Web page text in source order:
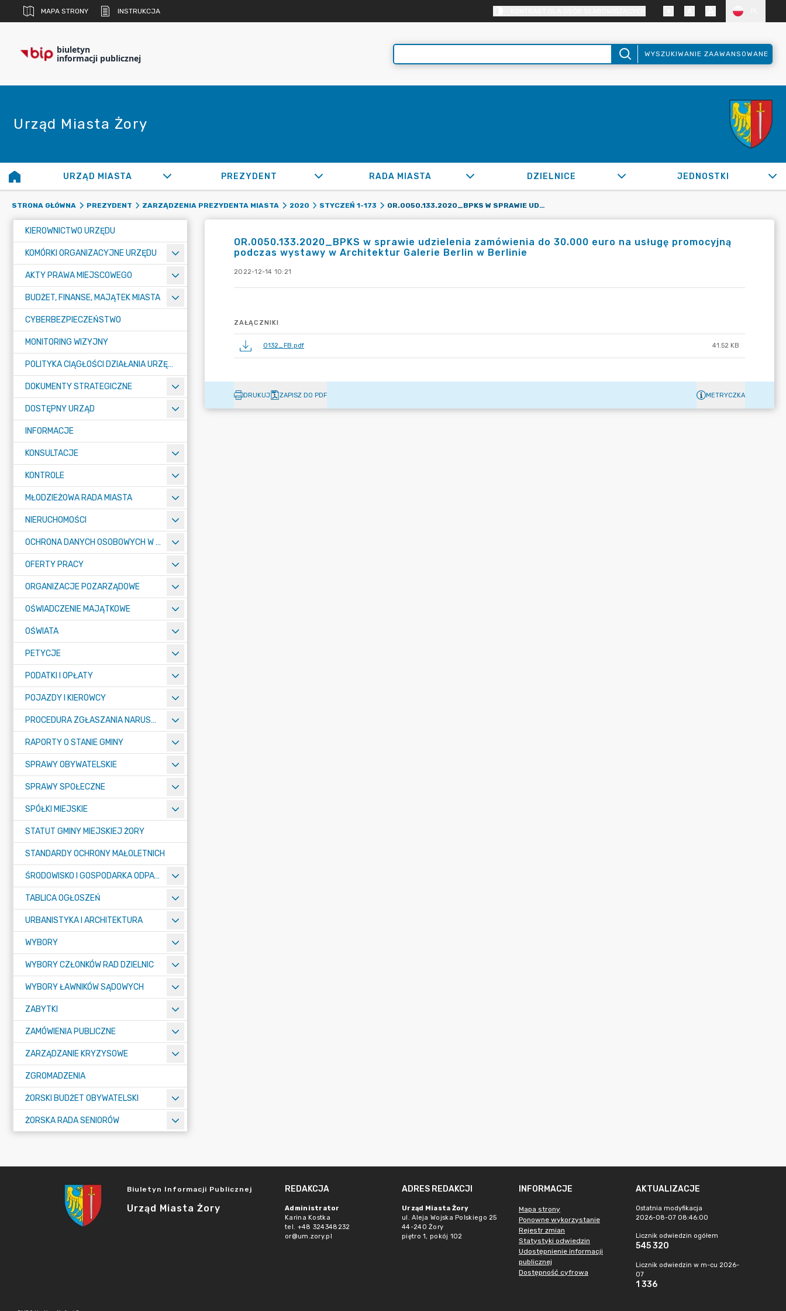
MAPA STRONY INSTRUKCJA
biuletyn
informacji publicznej WYSZUKIWANIE ZAAWANSOWANE
Urząd Miasta Żory
URZĄD MIASTA PREZYDENT RADA MIASTA DZIELNICE JEDNOSTKI
STRONA GŁÓWNA PREZYDENT ZARZĄDZENIA PREZYDENTA MIASTA 2020 STYCZEŃ 1-173 OR.0050.133.2020_BPKS W SPRAWIE UDZIELENIA ZAMÓWIENIA DO 30.000 EURO NA USŁUGĘ PROMOCYJNĄ PODCZAS WYSTAWY W ARCHITEKTUR GALERIE BERLIN W BERLINIE
KIEROWNICTWO URZĘDU
KOMÓRKI ORGANIZACYJNE URZĘDU
AKTY PRAWA MIEJSCOWEGO
BUDŻET, FINANSE, MAJĄTEK MIASTA
CYBERBEZPIECZEŃSTWO
MONITORING WIZYJNY
POLITYKA CIĄGŁOŚCI DZIAŁANIA URZĘDU MIASTA ŻORY
DOKUMENTY STRATEGICZNE
DOSTĘPNY URZĄD
INFORMACJE
KONSULTACJE
KONTROLE
MŁODZIEŻOWA RADA MIASTA
NIERUCHOMOŚCI
OCHRONA DANYCH OSOBOWYCH W URZĘDZIE MIASTA ŻORY - RODO
OFERTY PRACY
ORGANIZACJE POZARZĄDOWE
OŚWIADCZENIE MAJĄTKOWE
OŚWIATA
PETYCJE
PODATKI I OPŁATY
POJAZDY I KIEROWCY
PROCEDURA ZGŁASZANIA NARUSZEŃ PRAWA
RAPORTY O STANIE GMINY
SPRAWY OBYWATELSKIE
SPRAWY SPOŁECZNE
SPÓŁKI MIEJSKIE
STATUT GMINY MIEJSKIEJ ŻORY
STANDARDY OCHRONY MAŁOLETNICH
ŚRODOWISKO I GOSPODARKA ODPADAMI
TABLICA OGŁOSZEŃ
URBANISTYKA I ARCHITEKTURA
WYBORY
WYBORY CZŁONKÓW RAD DZIELNIC
WYBORY ŁAWNIKÓW SĄDOWYCH
ZABYTKI
ZAMÓWIENIA PUBLICZNE
ZARZĄDZANIE KRYZYSOWE
ZGROMADZENIA
ŻORSKI BUDŻET OBYWATELSKI
ŻORSKA RADA SENIORÓW
OR.0050.133.2020_BPKS w sprawie udzielenia zamówienia do 30.000 euro na usługę promocyjną
podczas wystawy w Architektur Galerie Berlin w Berlinie
2022-12-14 10:21
ZAŁĄCZNIKI
0132_FB.pdf 41.52 KB
DRUKUJ ZAPISZ DO PDF METRYCZKA
Biuletyn Informacji Publicznej
Urząd Miasta Żory
REDAKCJA
Administrator
Karina Kostka
tel. +48 324348232
or@um.zory.pl
ADRES REDAKCJI
Urząd Miasta Żory
ul. Aleja Wojska Polskiego 25
44-240 Żory
piętro 1, pokój 102
INFORMACJE
Mapa strony
Ponowne wykorzystanie
Rejestr zmian
Statystyki odwiedzin
Udostępnienie informacji
publicznej
Dostępność cyfrowa
AKTUALIZACJE
Ostatnia modyfikacja
2026-08-07 08:46:00
Licznik odwiedzin ogółem
545 320
Licznik odwiedzin w m-cu 2026-
07
1 336